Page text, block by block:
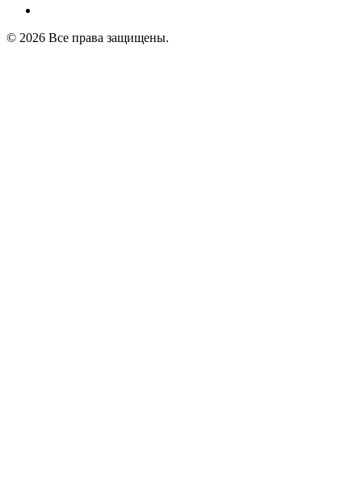
© 2026 Все права защищены.